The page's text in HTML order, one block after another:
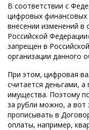
В соответствии с
цифровых финансовых
внесении изменений в
Российской
запрещен в
организации данного
При этом, цифровая
считается деньгами, а
имущества. Поэтому
за рубли можно, а вот
прописывать в
оплаты, например,